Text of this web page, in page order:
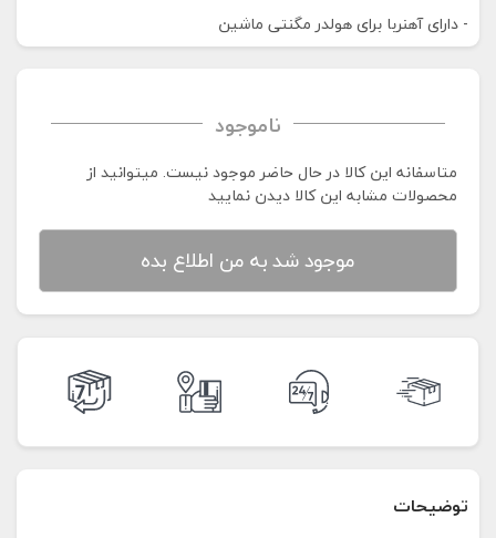
- دارای آهنربا برای هولدر مگنتی ماشین
ناموجود
متاسفانه این کالا در حال حاضر موجود نیست. می‍توانید از
محصولات مشابه این کالا دیدن نمایید
موجود شد به من اطلاع بده
توضیحات